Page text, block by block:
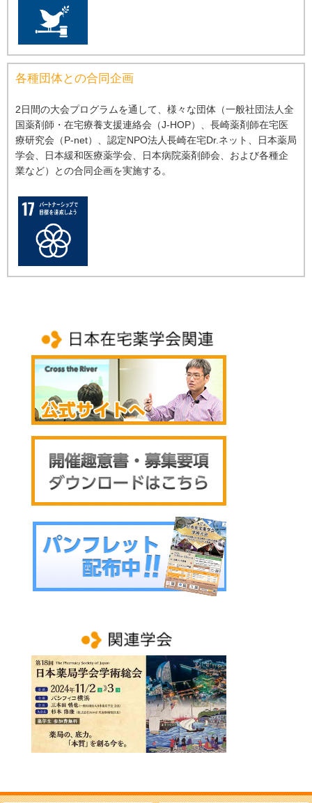
各種団体との合同企画
2⽇間の⼤会プログラムを通して、様々な団体（⼀般社団法⼈全
国薬剤師・在宅療養⽀援連絡会（J-HOP）、⻑崎薬剤師在宅医
療研究会（P-net）、認定NPO法⼈⻑崎在宅Dr.ネット、⽇本薬局
学会、⽇本緩和医療薬学会、⽇本病院薬剤師会、および各種企
業など）との合同企画を実施する。